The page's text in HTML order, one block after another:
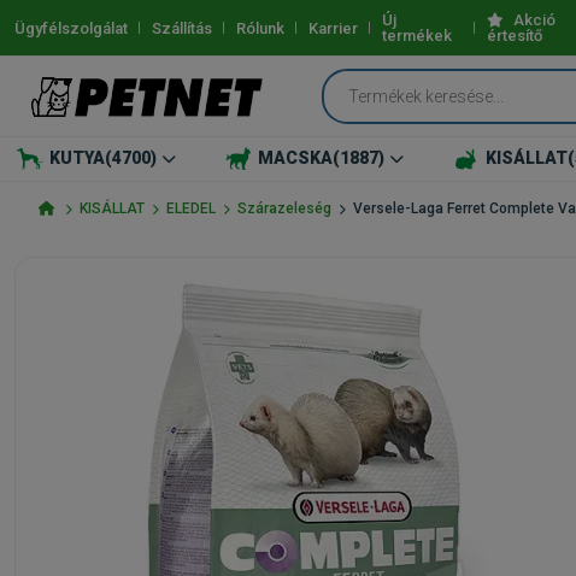
Ügyfélszolgálat Szállítás Rólunk Karrier
Új
termékek
Akció
értesítő
KUTYA(4700) MACSKA(1887) KISÁLLAT
KISÁLLAT ELEDEL Szárazeleség Versele-Laga Ferret Complete